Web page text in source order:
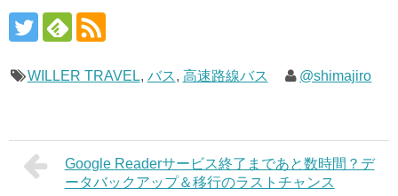
WILLER TRAVEL, バス, 高速路線バス @shimajiro
Google Readerサービス終了まであと数時間？デ
ータバックアップ＆移行のラストチャンス